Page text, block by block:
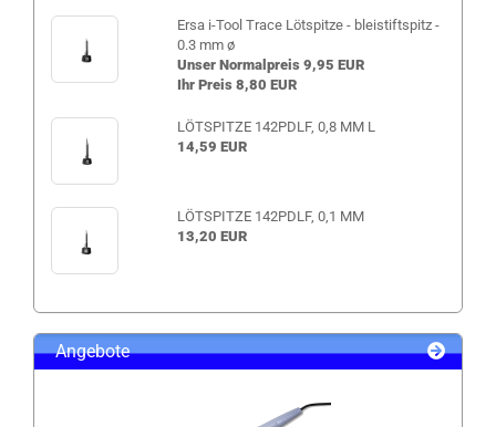
Ersa i-Tool Trace Lötspitze - bleistiftspitz -
0.3 mm ø
Unser Normalpreis 9,95 EUR
Ihr Preis 8,80 EUR
LÖTSPITZE 142PDLF, 0,8 MM L
14,59 EUR
LÖTSPITZE 142PDLF, 0,1 MM
13,20 EUR
Angebote